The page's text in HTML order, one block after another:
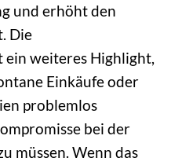
und erhöht den
Die
ein weiteres Highlight,
Einkäufe oder
problemlos
bei der
müssen. Wenn das